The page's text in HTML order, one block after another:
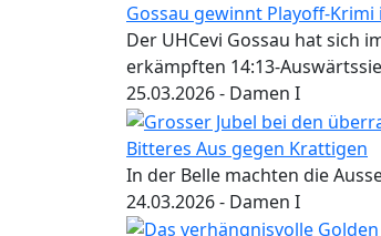
Gossau gewinnt Playoff-
Der UHCevi Gossau hat sich
erkämpften 14:13-
25.03.2026- Damen I
Bitteres Aus gegen Krattigen
In der Belle machten die
24.03.2026- Damen I